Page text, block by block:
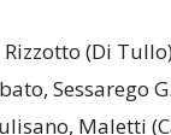
(Di
Sessarego
Maletti